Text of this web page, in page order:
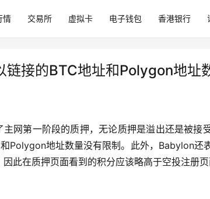
情 交易所 虚拟卡 电子钱包 香港银行
接的BTC地址和Polygon地址
网第一阶段的质押，无论质押是溢出还是被接
Polygon地址数量没有限制。此外，Babylon还
此在质押页面看到的积分应该略高于空投注册页